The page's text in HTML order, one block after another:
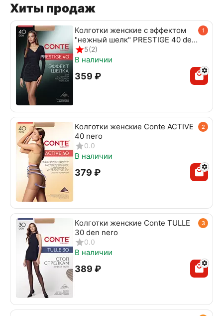
Хиты продаж
1
Колготки женские с эффектом
"нежный шелк" PRESTIGE 40 den
beige
5(2)
В наличии
‍359‍ ₽
2
Колготки женские Conte ACTIVE
40 nero
0.0
В наличии
‍379‍ ₽
3
Колготки женские Conte TULLE
30 den nero
0.0
В наличии
‍389‍ ₽